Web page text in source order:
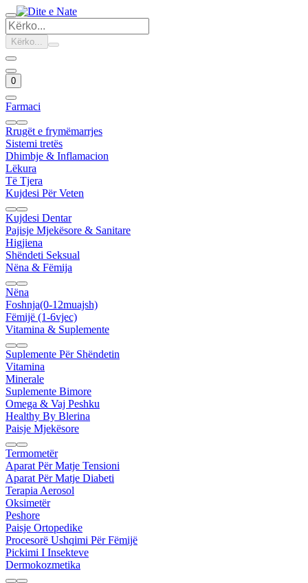
Kërko...
0
Farmaci
Rrugët e frymëmarrjes
Sistemi tretës
Dhimbje & Inflamacion
Lëkura
Të Tjera
Kujdesi Për Veten
Kujdesi Dentar
Pajisje Mjekësore & Sanitare
Higjiena
Shëndeti Seksual
Nëna & Fëmija
Nëna
Foshnja(0-12muajsh)
Fëmijë (1-6vjec)
Vitamina & Suplemente
Suplemente Për Shëndetin
Vitamina
Minerale
Suplemente Bimore
Omega & Vaj Peshku
Healthy By Blerina
Paisje Mjekësore
Termometër
Aparat Për Matje Tensioni
Aparat Për Matje Diabeti
Terapia Aerosol
Oksimetër
Peshore
Paisje Ortopedike
Procesorë Ushqimi Për Fëmijë
Pickimi I Insekteve
Dermokozmetika